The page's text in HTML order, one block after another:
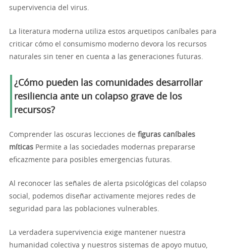
supervivencia del virus.
La literatura moderna utiliza estos arquetipos caníbales para
criticar cómo el consumismo moderno devora los recursos
naturales sin tener en cuenta a las generaciones futuras.
¿Cómo pueden las comunidades desarrollar
resiliencia ante un colapso grave de los
recursos?
Comprender las oscuras lecciones de figuras caníbales
míticas Permite a las sociedades modernas prepararse
eficazmente para posibles emergencias futuras.
Al reconocer las señales de alerta psicológicas del colapso
social, podemos diseñar activamente mejores redes de
seguridad para las poblaciones vulnerables.
La verdadera supervivencia exige mantener nuestra
humanidad colectiva y nuestros sistemas de apoyo mutuo,